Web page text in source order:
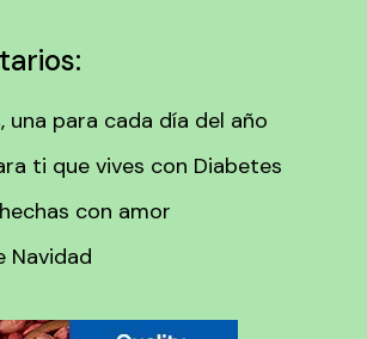
una para cada día del año
ti que vives con Diabetes
con amor
Navidad